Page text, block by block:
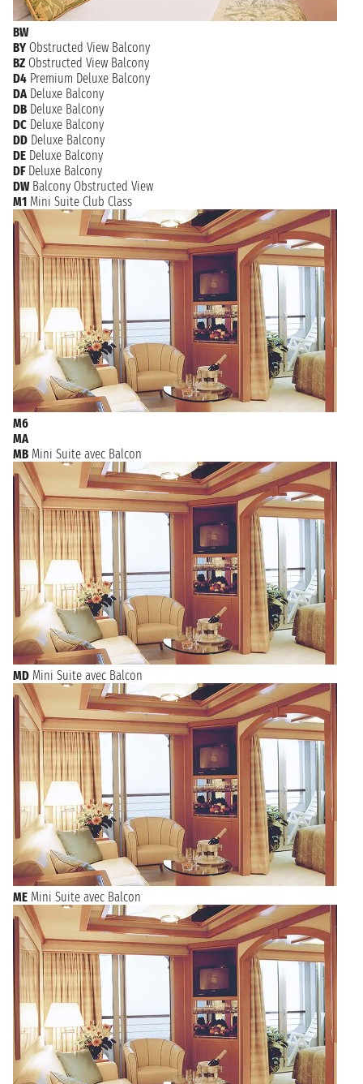
BW
BY Obstructed View Balcony
BZ Obstructed View Balcony
D4 Premium Deluxe Balcony
DA Deluxe Balcony
DB Deluxe Balcony
DC Deluxe Balcony
DD Deluxe Balcony
DE Deluxe Balcony
DF Deluxe Balcony
DW Balcony Obstructed View
M1 Mini Suite Club Class
M6
MA
MB Mini Suite avec Balcon
MD Mini Suite avec Balcon
ME Mini Suite avec Balcon